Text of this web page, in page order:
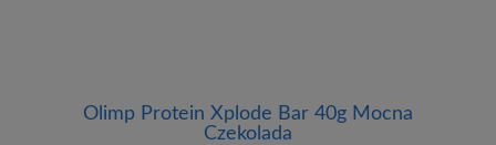
Olimp Protein Xplode Bar 40g Mocna
Czekolada